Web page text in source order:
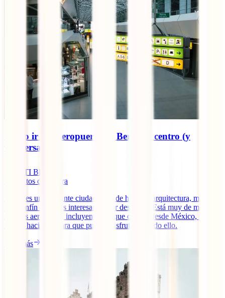
Cómo ir del Aeropuerto de Berlín al centro (y
viceversa)
IATI Blog
minutos de lectura
Berlín es una vibrante ciudad llena de historia, arquitectura, museos
y un sinfín de cosas interesantes por descubrir. Está muy de moda y
muchas aerolíneas, incluyendo las que operan desde México, ponen
rumbo hacia ahí para que puedas disfrutar de todo ello.
Leer más